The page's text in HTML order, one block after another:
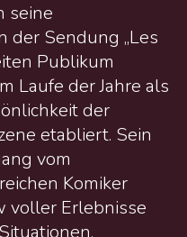
seine
der Sendung „Les
Publikum
Laufe der Jahre als
der
etabliert. Sein
vom
Komiker
voller Erlebnisse